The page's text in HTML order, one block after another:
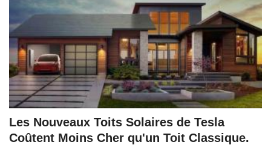
Les Nouveaux Toits Solaires de Tesla
Coûtent Moins Cher qu'un Toit Classique.